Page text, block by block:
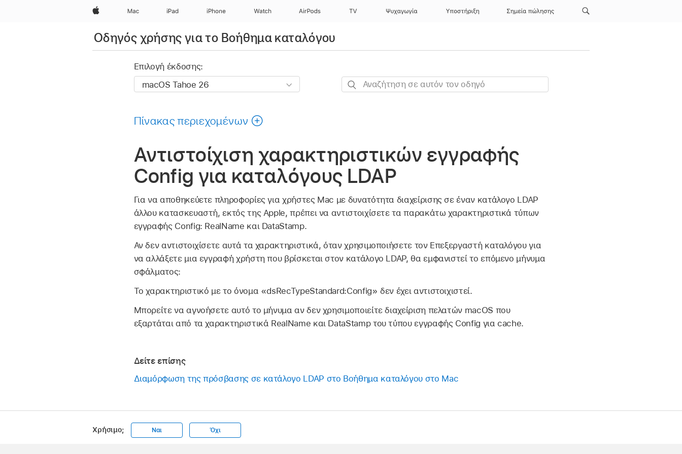
Apple Mac iPad iPhone Watch AirPods TV Ψυχαγωγία Υποστήριξη Σημεία πώλησης
Οδηγός χρήσης για το Βοήθημα καταλόγου
Επιλογή έκδοσης:
Αναζήτηση
Πίνακας περιεχομένων
Αντιστοίχιση χαρακτηριστικών εγγραφής
Config για καταλόγους LDAP
Για να αποθηκεύετε πληροφορίες για χρήστες Mac με δυνατότητα διαχείρισης σε έναν κατάλογο LDAP
άλλου κατασκευαστή, εκτός της Apple, πρέπει να αντιστοιχίσετε τα παρακάτω χαρακτηριστικά τύπων
εγγραφής Config: RealName και DataStamp.
Αν δεν αντιστοιχίσετε αυτά τα χαρακτηριστικά, όταν χρησιμοποιήσετε τον Επεξεργαστή καταλόγου για
να αλλάξετε μια εγγραφή χρήστη που βρίσκεται στον κατάλογο LDAP, θα εμφανιστεί το επόμενο μήνυμα
σφάλματος:
Το χαρακτηριστικό με το όνομα «dsRecTypeStandard:Config» δεν έχει αντιστοιχιστεί.
Μπορείτε να αγνοήσετε αυτό το μήνυμα αν δεν χρησιμοποιείτε διαχείριση πελατών macOS που
εξαρτάται από τα χαρακτηριστικά RealName και DataStamp του τύπου εγγραφής Config για cache.
Δείτε επίσης
Διαμόρφωση της πρόσβασης σε κατάλογο LDAP στο Βοήθημα καταλόγου στο Mac
Χρήσιμο; Ναι Όχι